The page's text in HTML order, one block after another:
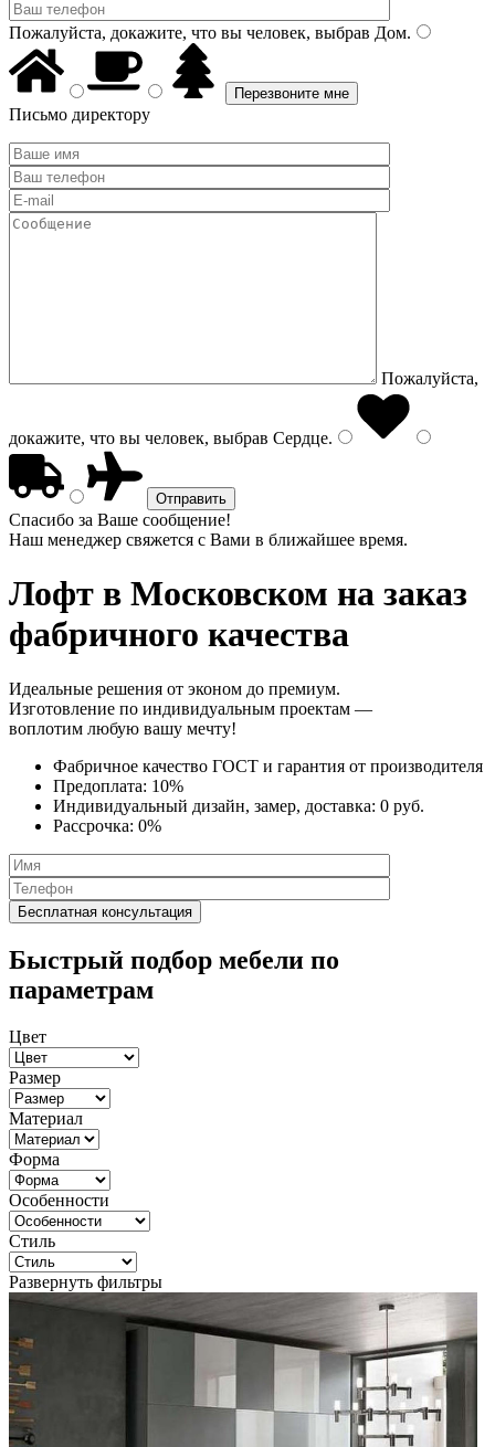
Пожалуйста, докажите, что вы человек, выбрав Дом.
Письмо директору
Пожалуйста,
докажите, что вы человек, выбрав Сердце.
Спасибо за Ваше сообщение!
Наш менеджер свяжется с Вами в ближайшее время.
Лофт в Московском на заказ
фабричного качества
Идеальные решения от эконом до премиум.
Изготовление по индивидуальным проектам —
воплотим любую вашу мечту!
Фабричное качество ГОСТ и гарантия от производителя
Предоплата: 10%
Индивидуальный дизайн, замер, доставка: 0 руб.
Рассрочка: 0%
Быстрый подбор мебели по
параметрам
Цвет
Размер
Материал
Форма
Особенности
Стиль
Развернуть фильтры